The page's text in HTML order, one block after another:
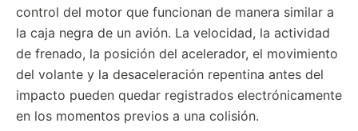
control del motor que funcionan de manera similar a
la caja negra de un avión. La velocidad, la actividad
de frenado, la posición del acelerador, el movimiento
del volante y la desaceleración repentina antes del
impacto pueden quedar registrados electrónicamente
en los momentos previos a una colisión.